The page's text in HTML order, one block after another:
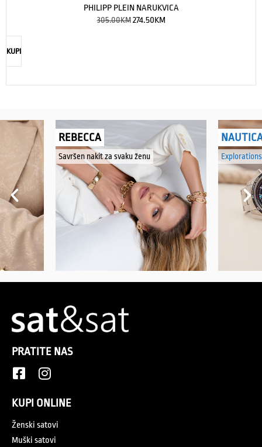
PHILIPP PLEIN NARUKVICA
305.00KM 274.50KM
KUPI
REBECCA
Savršen nakit za svaku ženu
PRATITE NAS
KUPI ONLINE
Ženski satovi
Muški satovi